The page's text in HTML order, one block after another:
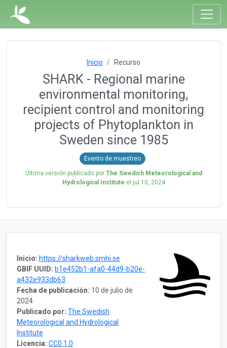
Inicio Recurso
SHARK - Regional marine
environmental monitoring,
recipient control and monitoring
projects of Phytoplankton in
Sweden since 1985
Evento de muestreo
Última versión publicado por The Swedish Meteorological and
Hydrological Institute el jul 10, 2024
Inicio: https://sharkweb.smhi.se
GBIF UUID: b1e452b1-afa0-44d9-b20e-
a432e933db63
Fecha de publicación: 10 de julio de
2024
Publicado por: The Swedish
Meteorological and Hydrological
Institute
Licencia: CC0 1.0